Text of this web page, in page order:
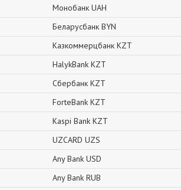
Монобанк UAH
Беларусбанк BYN
Казкоммерцбанк KZT
HalykBank KZT
Сбербанк KZT
ForteBank KZT
Kaspi Bank KZT
UZCARD UZS
Any Bank USD
Any Bank RUB